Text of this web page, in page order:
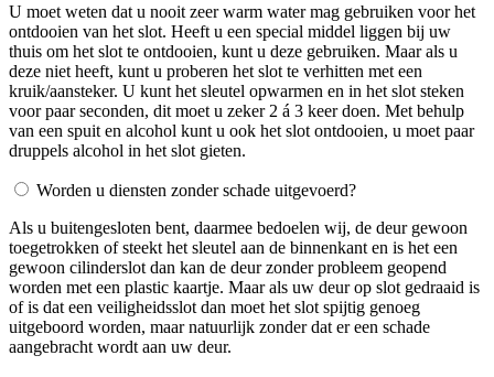
U moet weten dat u nooit zeer warm water mag gebruiken voor het
ontdooien van het slot. Heeft u een special middel liggen bij uw
thuis om het slot te ontdooien, kunt u deze gebruiken. Maar als u
deze niet heeft, kunt u proberen het slot te verhitten met een
kruik/aansteker. U kunt het sleutel opwarmen en in het slot steken
voor paar seconden, dit moet u zeker 2 á 3 keer doen. Met behulp
van een spuit en alcohol kunt u ook het slot ontdooien, u moet paar
druppels alcohol in het slot gieten.
Worden u diensten zonder schade uitgevoerd?
Als u buitengesloten bent, daarmee bedoelen wij, de deur gewoon
toegetrokken of steekt het sleutel aan de binnenkant en is het een
gewoon cilinderslot dan kan de deur zonder probleem geopend
worden met een plastic kaartje. Maar als uw deur op slot gedraaid is
of is dat een veiligheidsslot dan moet het slot spijtig genoeg
uitgeboord worden, maar natuurlijk zonder dat er een schade
aangebracht wordt aan uw deur.